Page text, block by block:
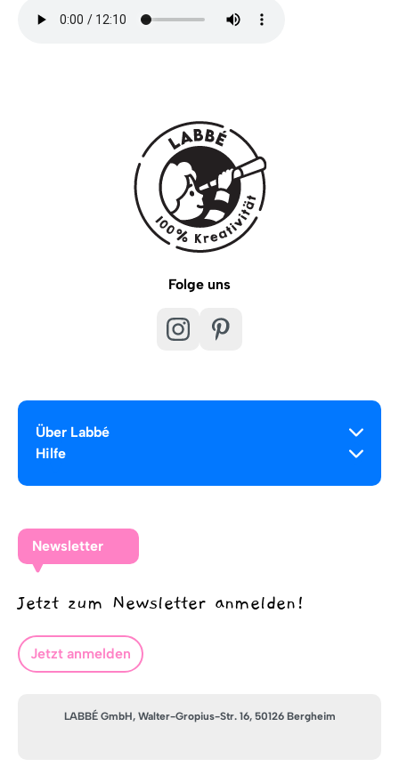
Folge uns
Über Labbé
Hilfe
Newsletter
Jetzt zum Newsletter anmelden!
Jetzt anmelden
LABBÉ GmbH, Walter-Gropius-Str. 16, 50126 Bergheim